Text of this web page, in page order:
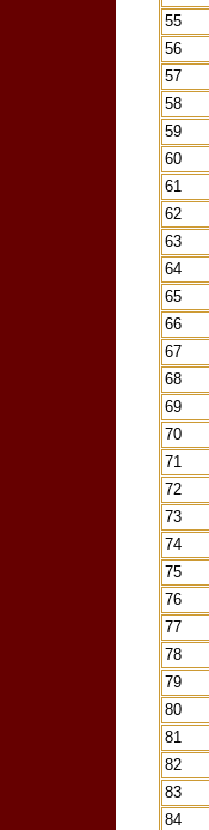
55
56
57
58
59
60
61
62
63
64
65
66
67
68
69
70
71
72
73
74
75
76
77
78
79
80
81
82
83
84